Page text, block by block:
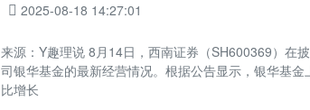
2025-08-18 14:27:01
来源：Y趣理说 8月14日，西南证券（SH600369）在
司银华基金的最新经营情况。根据公告显示，银华基
比增长